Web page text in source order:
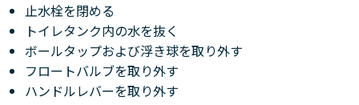
止水栓を閉める
トイレタンク内の水を抜く
ボールタップおよび浮き球を取り外す
フロートバルブを取り外す
ハンドルレバーを取り外す